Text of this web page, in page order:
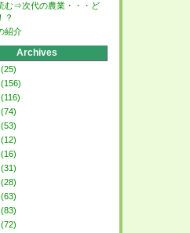
む⇒次代の農業・・・ど
？
紹介
Archives
(25)
(156)
(116)
(74)
(53)
(12)
(16)
(31)
(28)
(63)
(83)
(72)